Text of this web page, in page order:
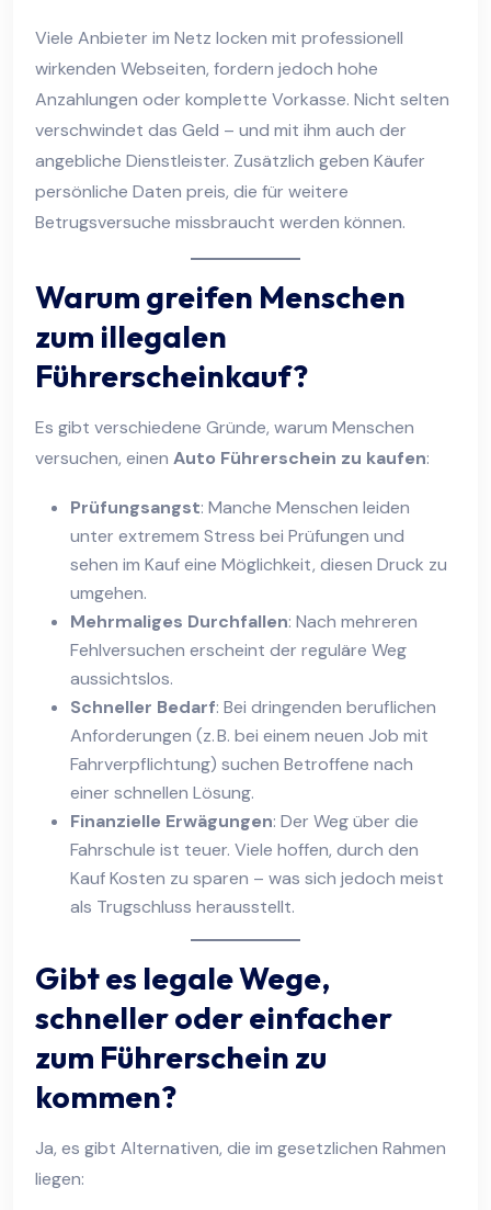
Viele Anbieter im Netz locken mit professionell
wirkenden Webseiten, fordern jedoch hohe
Anzahlungen oder komplette Vorkasse. Nicht selten
verschwindet das Geld – und mit ihm auch der
angebliche Dienstleister. Zusätzlich geben Käufer
persönliche Daten preis, die für weitere
Betrugsversuche missbraucht werden können.
Warum greifen Menschen
zum illegalen
Führerscheinkauf?
Es gibt verschiedene Gründe, warum Menschen
versuchen, einen Auto Führerschein zu kaufen:
Prüfungsangst: Manche Menschen leiden
unter extremem Stress bei Prüfungen und
sehen im Kauf eine Möglichkeit, diesen Druck zu
umgehen.
Mehrmaliges Durchfallen: Nach mehreren
Fehlversuchen erscheint der reguläre Weg
aussichtslos.
Schneller Bedarf: Bei dringenden beruflichen
Anforderungen (z. B. bei einem neuen Job mit
Fahrverpflichtung) suchen Betroffene nach
einer schnellen Lösung.
Finanzielle Erwägungen: Der Weg über die
Fahrschule ist teuer. Viele hoffen, durch den
Kauf Kosten zu sparen – was sich jedoch meist
als Trugschluss herausstellt.
Gibt es legale Wege,
schneller oder einfacher
zum Führerschein zu
kommen?
Ja, es gibt Alternativen, die im gesetzlichen Rahmen
liegen: